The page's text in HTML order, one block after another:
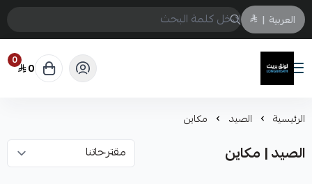
العربية |
لونق بريث
0 0
الرئيسية الصيد مكاين
الصيد | مكاين